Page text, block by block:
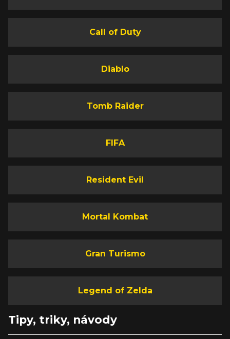
Call of Duty
Diablo
Tomb Raider
FIFA
Resident Evil
Mortal Kombat
Gran Turismo
Legend of Zelda
Tipy, triky, návody